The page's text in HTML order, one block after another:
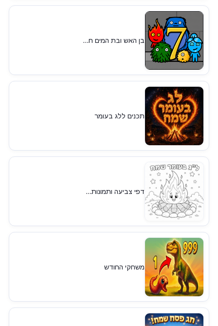
בן האש ובת המים ח...
תכנים ללג בעומר
דפי צביעה ותמונות...
משחקי החודש